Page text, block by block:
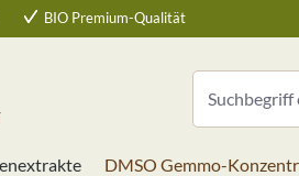
BIO Premium-Qualität
DMSO Gemmo-